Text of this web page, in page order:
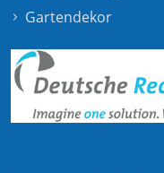
Gartendekor